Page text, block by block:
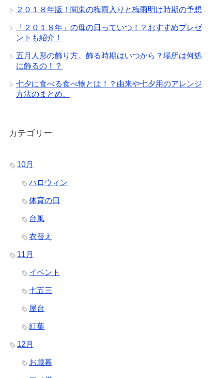
２０１８年版！関東の梅雨入りと梅雨明け時期の予想
「２０１８年」の母の日っていつ！？おすすめプレゼ
ントも紹介！
五月人形の飾り方。飾る時期はいつから？場所は何処
に飾るの！？
七夕に食べる食べ物とは！？由来や七夕用のアレンジ
方法のまとめ。
カテゴリー
10月
ハロウィン
体育の日
台風
衣替え
11月
イベント
七五三
屋台
紅葉
12月
お歳暮